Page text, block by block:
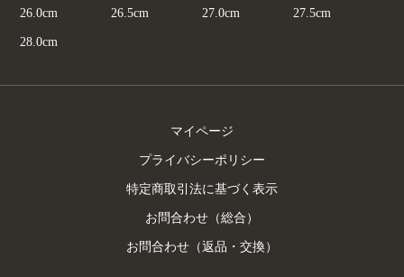
26.0cm 26.5cm 27.0cm 27.5cm
28.0cm
マイページ
プライバシーポリシー
特定商取引法に基づく表示
お問合わせ（総合）
お問合わせ（返品・交換）